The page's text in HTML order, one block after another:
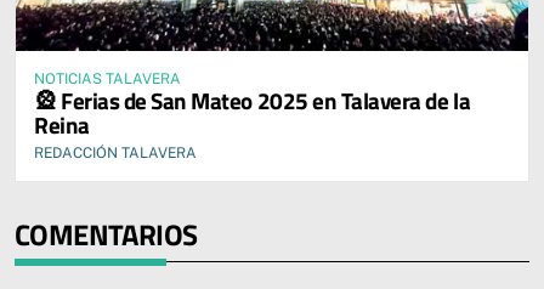
NOTICIAS TALAVERA
🎡 Ferias de San Mateo 2025 en Talavera de la
Reina
REDACCIÓN TALAVERA
COMENTARIOS